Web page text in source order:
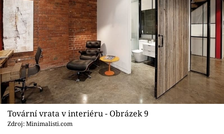
Tovární vrata v interiéru - Obrázek 9
Zdroj: Minimalisti.com